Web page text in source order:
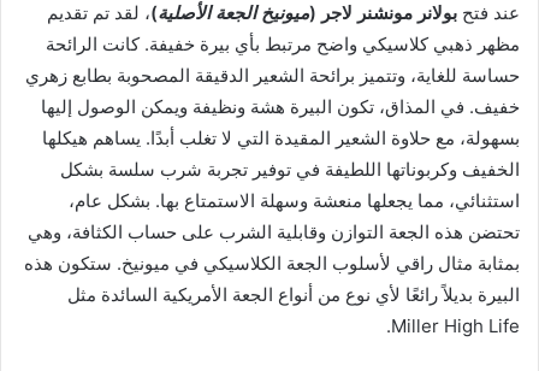
عند فتح بولانر مونشنر لاجر (ميونيخ الجعة الأصلية)، لقد تم تقديم
مظهر ذهبي كلاسيكي واضح مرتبط بأي بيرة خفيفة. كانت الرائحة
حساسة للغاية، وتتميز برائحة الشعير الدقيقة المصحوبة بطابع زهري
خفيف. في المذاق، تكون البيرة هشة ونظيفة ويمكن الوصول إليها
بسهولة، مع حلاوة الشعير المقيدة التي لا تغلب أبدًا. يساهم هيكلها
الخفيف وكربوناتها اللطيفة في توفير تجربة شرب سلسة بشكل
استثنائي، مما يجعلها منعشة وسهلة الاستمتاع بها. بشكل عام،
تحتضن هذه الجعة التوازن وقابلية الشرب على حساب الكثافة، وهي
بمثابة مثال راقي لأسلوب الجعة الكلاسيكي في ميونيخ. ستكون هذه
البيرة بديلاً رائعًا لأي نوع من أنواع الجعة الأمريكية السائدة مثل
Miller High Life.